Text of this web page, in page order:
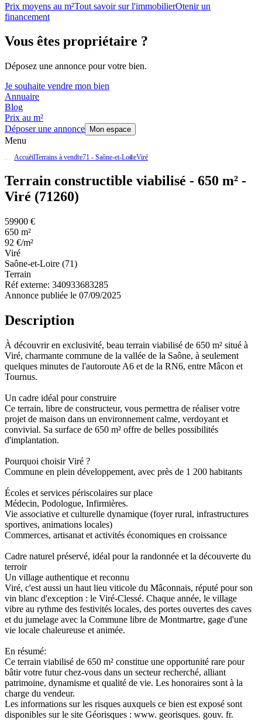
Prix moyens au m²Tout savoir sur l'immobilierOtenir un
financement
Vous êtes propriétaire ?
Déposez une annonce pour votre bien.
Je souhaite vendre mon bien
Annuaire
Blog
Prix au m²
Déposer une annonce
Mon espace
Menu
AccueilTerrains à vendre71 - Saône-et-LoireViré
Terrain constructible viabilisé - 650 m² -
Viré (71260)
59900 €
650 m²
92 €/m²
Viré
Saône-et-Loire (71)
Terrain
Réf externe: 340933683285
Annonce publiée le 07/09/2025
Description
À découvrir en exclusivité, beau terrain viabilisé de 650 m² situé à
Viré, charmante commune de la vallée de la Saône, à seulement
quelques minutes de l'autoroute A6 et de la RN6, entre Mâcon et
Tournus.
Un cadre idéal pour construire
Ce terrain, libre de constructeur, vous permettra de réaliser votre
projet de maison dans un environnement calme, verdoyant et
convivial. Sa surface de 650 m² offre de belles possibilités
d'implantation.
Pourquoi choisir Viré ?
Commune en plein développement, avec près de 1 200 habitants
Écoles et services périscolaires sur place
Médecin, Podologue, Infirmières.
Vie associative et culturelle dynamique (foyer rural, infrastructures
sportives, animations locales)
Commerces, artisanat et activités économiques en croissance
Cadre naturel préservé, idéal pour la randonnée et la découverte du
terroir
Un village authentique et reconnu
Viré, c'est aussi un haut lieu viticole du Mâconnais, réputé pour son
vin blanc d'exception : le Viré-Clessé. Chaque année, le village
vibre au rythme des festivités locales, des portes ouvertes des caves
et du jumelage avec la Commune libre de Montmartre, gage d'une
vie locale chaleureuse et animée.
En résumé:
Ce terrain viabilisé de 650 m² constitue une opportunité rare pour
bâtir votre futur chez-vous dans un secteur recherché, alliant
patrimoine, dynamisme et qualité de vie. Les honoraires sont à la
charge du vendeur.
Les informations sur les risques auxquels ce bien est exposé sont
disponibles sur le site Géorisques : www. georisques. gouv. fr.